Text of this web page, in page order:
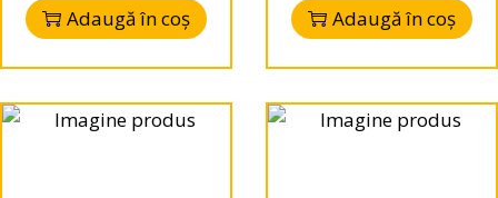
Adaugă în coș Adaugă în coș